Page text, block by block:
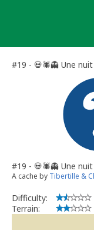
#19 - 💀🕷️👻 Une
#19 - 💀🕷️👻 Une
A cache by Tibertille &
Difficulty:
Terrain: